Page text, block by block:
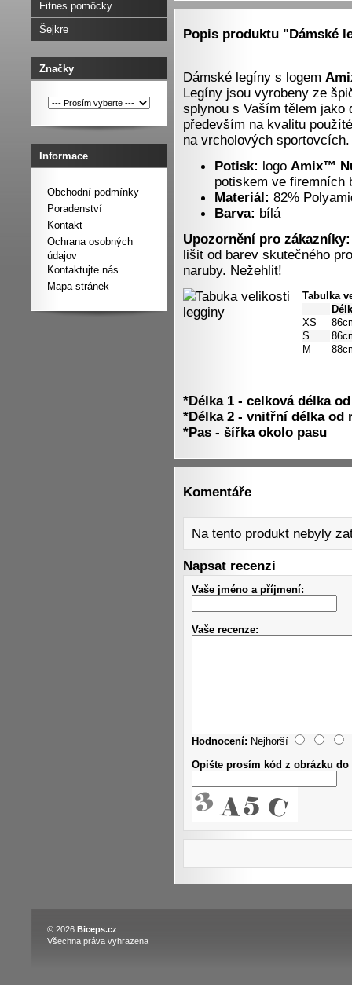
Fitnes pomôcky
Šejkre
Značky
Informace
Obchodní podmínky
Poradenství
Kontakt
Ochrana osobných
údajov
Kontaktujte nás
Mapa stránek
Popis produktu "Dámské
Dámské legíny s logem
Legíny jsou vyrobeny ze
splynou s Vaším tělem jako
především na kvalitu
na vrcholových
Potisk: logo Amix™
potiskem ve firemních
Materiál: 82%
Barva: bílá
Upozornění pro
lišit od barev skutečného
naruby. Nežehlit!
Tabulka
XS
S
M
*Délka 1 - celková délka
*Délka 2 - vnitřní délka od
*Pas - šířka okolo pasu
Komentáře
Na tento produkt nebyly
Napsat recenzi
Vaše jméno a příjmení:
Vaše recenze:
Hodnocení: Nejhorší
Opište prosím kód z obrázku do
© 2026 Biceps.cz
Všechna práva vyhrazena